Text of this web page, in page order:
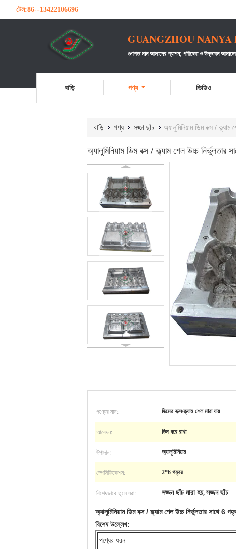
টেল:86--13422106696
GUANGZHOU
গুণগত মান আমাদের প্যাশন; পরিষেবা ও উদ্ভাবন
বাড়ি পণ্য ভিডিও
বাড়ি পণ্য সজ্জা ছাঁচ অ্যালুমিনিয়াম ডিম বক্স / ক্ল্যাম
অ্যালুমিনিয়াম ডিম বক্স / ক্ল্যাম শেল উচ্চ নির্ভুলতার
পণ্যের নাম: ডিমের বাক্স/ক্ল্যাম শেল মারা যায়
আবেদন: ডিম ধরে রাখা
উপাদান: অ্যালুমিনিয়াম
স্পেসিফিকেশন: 2*6 গহ্বর
বিশেষভাবে তুলে ধরা: সজ্জন ছাঁচ মারা হয়, সজ্জন ছাঁচ
অ্যালুমিনিয়াম ডিম বক্স / ক্ল্যাম শেল উচ্চ নির্ভুলতার সাথে 6
বিশেষ উল্লেখ:
পণ্যের ধরন